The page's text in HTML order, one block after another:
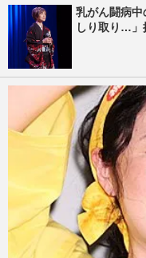
乳がん闘病
しり取り…」